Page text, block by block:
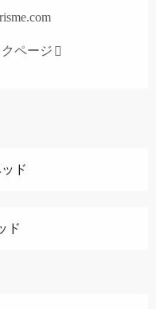
ページ
ド
ド